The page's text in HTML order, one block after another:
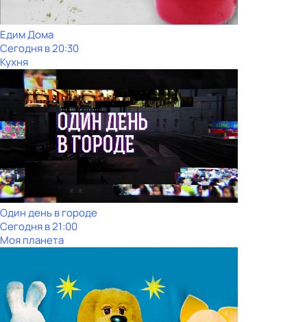
Едим Дома
Сегодня в 20:30
Кухня
Один день в городе
Сегодня в 21:00
Моя планета